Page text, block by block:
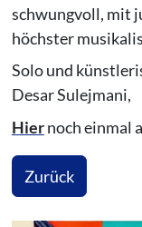
schwungvoll, mit
höchster
Solo und
Desar Sulejmani,
Hiernoch einmal
Zurück